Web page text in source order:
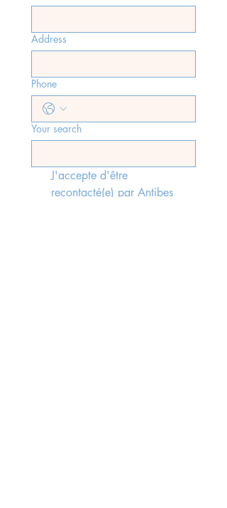
Address
Phone
Your search
J'accepte d'être
recontacté(e) par Antibes